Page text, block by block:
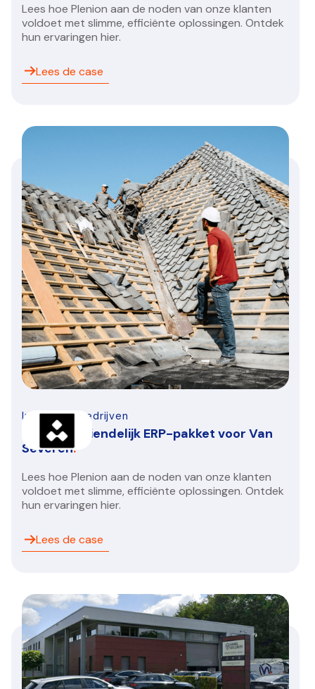
Lees hoe Plenion aan de noden van onze klanten
voldoet met slimme, efficiënte oplossingen. Ontdek
hun ervaringen hier.
Lees de case
Infra-bouwbedrijven
Gebruiksvriendelijk ERP-pakket voor Van
Severen.
Lees hoe Plenion aan de noden van onze klanten
voldoet met slimme, efficiënte oplossingen. Ontdek
hun ervaringen hier.
Lees de case